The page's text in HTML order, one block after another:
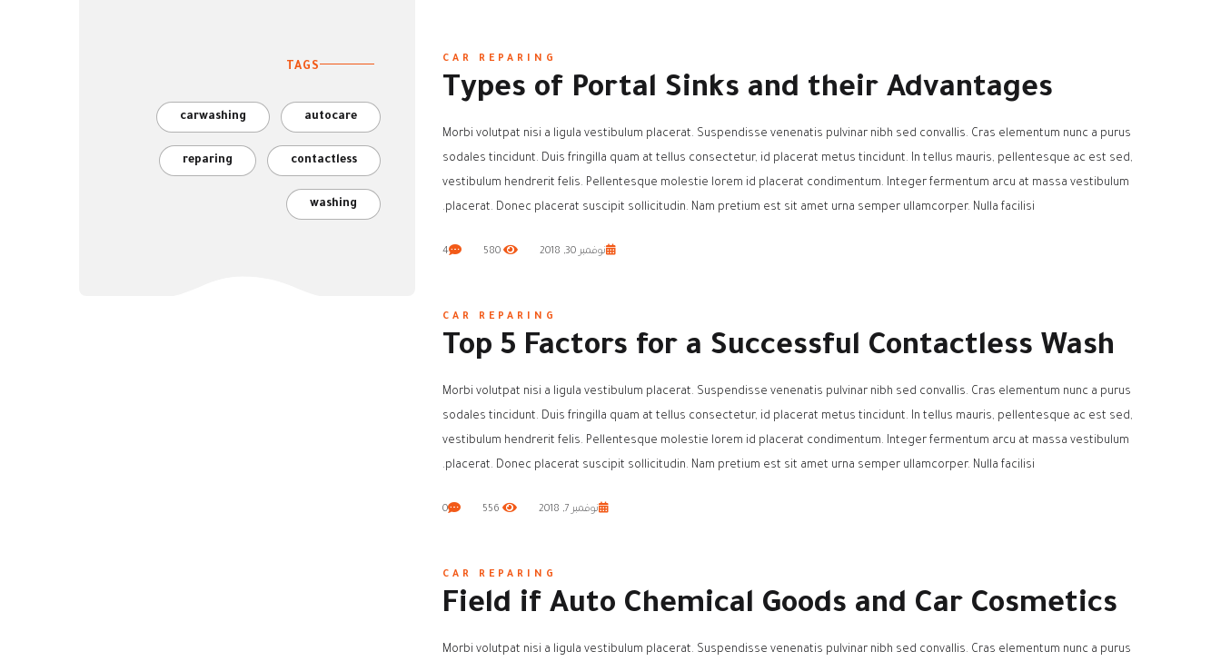
CAR REPARING
Types of Portal Sinks and their Advantages
Morbi volutpat nisi a ligula vestibulum placerat. Suspendisse venenatis pulvinar nibh sed convallis. Cras elementum nunc a purus
sodales tincidunt. Duis fringilla quam at tellus consectetur, id placerat metus tincidunt. In tellus mauris, pellentesque ac est sed,
vestibulum hendrerit felis. Pellentesque molestie lorem id placerat condimentum. Integer fermentum arcu at massa vestibulum
placerat. Donec placerat suscipit sollicitudin. Nam pretium est sit amet urna semper ullamcorper. Nulla facilisi.
نوفمبر 30, 2018 580
4
CAR REPARING
Top 5 Factors for a Successful Contactless Wash
Morbi volutpat nisi a ligula vestibulum placerat. Suspendisse venenatis pulvinar nibh sed convallis. Cras elementum nunc a purus
sodales tincidunt. Duis fringilla quam at tellus consectetur, id placerat metus tincidunt. In tellus mauris, pellentesque ac est sed,
vestibulum hendrerit felis. Pellentesque molestie lorem id placerat condimentum. Integer fermentum arcu at massa vestibulum
placerat. Donec placerat suscipit sollicitudin. Nam pretium est sit amet urna semper ullamcorper. Nulla facilisi.
نوفمبر 7, 2018 556
0
CAR REPARING
Field if Auto Chemical Goods and Car Cosmetics
Morbi volutpat nisi a ligula vestibulum placerat. Suspendisse venenatis pulvinar nibh sed convallis. Cras elementum nunc a purus
TAGS
autocare
carwashing
contactless
reparing
washing